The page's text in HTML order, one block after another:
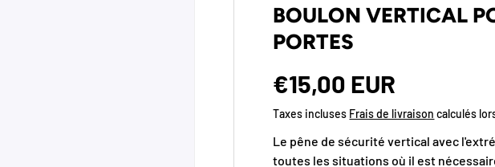
BOULON VERTICAL
PORTES
Prix habituel
€15,00 EUR
Taxes incluses Frais de livraison calculés
Le pêne de sécurité vertical avec
toutes les situations où il est